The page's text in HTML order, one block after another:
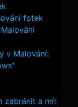
fotek
v Malování:
zabránit a mít